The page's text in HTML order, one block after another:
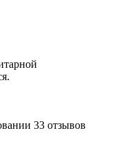
33 отзывов